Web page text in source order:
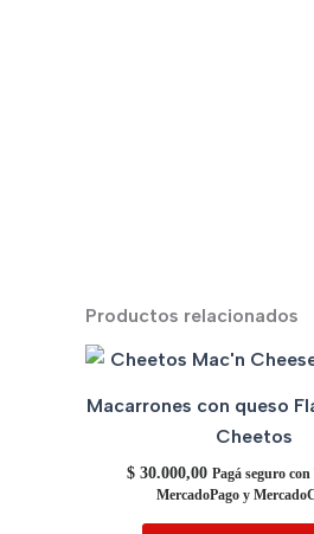
Productos relacionados
Macarrones con queso
Cheetos
$ 30.000,00 Pagá seguro
MercadoPago y